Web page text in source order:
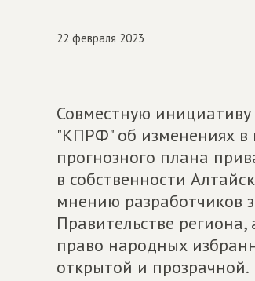
22 февраля 2023
Совместную
"КПРФ" об изменениях в
прогнозного плана
в собственности
мнению разработчиков
Правительстве
право народных
открытой и прозрачной.